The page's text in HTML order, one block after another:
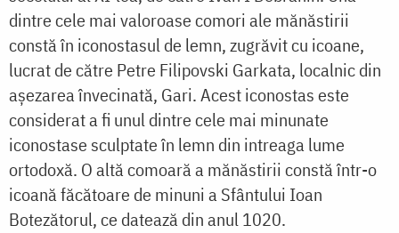
dintre cele mai valoroase comori ale mănăstirii
constă în iconostasul de lemn, zugrăvit cu icoane,
lucrat de către Petre Filipovski Garkata, localnic din
așezarea învecinată, Gari. Acest iconostas este
considerat a fi unul dintre cele mai minunate
iconostase sculptate în lemn din intreaga lume
ortodoxă. O altă comoară a mănăstirii constă într-o
icoană făcătoare de minuni a Sfântului Ioan
Botezătorul, ce datează din anul 1020.